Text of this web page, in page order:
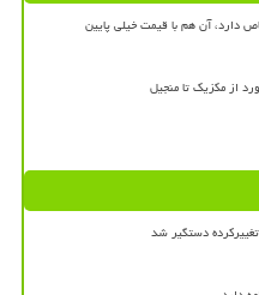
از مکزیک تا منجیل